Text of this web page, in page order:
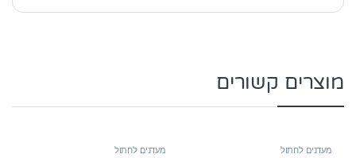
מוצרים קשורים
מעדנים לחתול מעדנים לחתול